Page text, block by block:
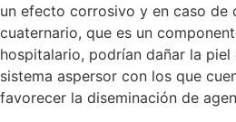
un efecto corrosivo y en caso de
cuaternario, que es un
hospitalario, podrían dañar la piel
sistema aspersor con los que
favorecer la diseminación de